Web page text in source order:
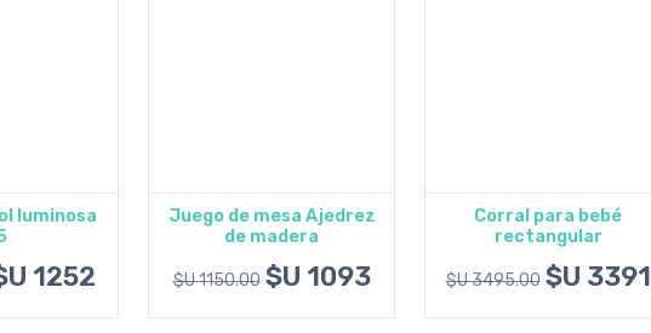
carrito
luminosa
1252
Agregar al carrito
Juego de mesa Ajedrez
de madera
$U 1150.00 $U 1093
Agregar al carrito
Corral para bebé
rectangular
$U 3495.00 $U 3391